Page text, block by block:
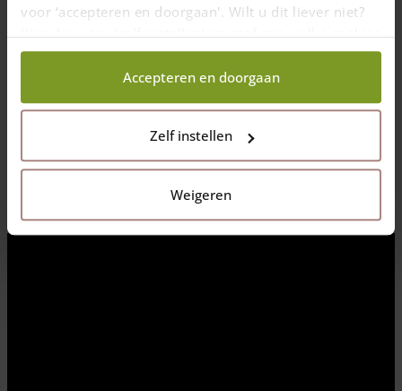
voor ‘accepteren en doorgaan'. Wilt u dit liever niet?
Kies dan voor ‘zelf instellen’ en geef aan welke cookies
wij wel mogen verzamelen.
Accepteren en doorgaan
Zelf instellen
Weigeren
4 januar 2018 —Rachel
1 min read
Installationsvideo Franske låger. En Fransk låge (rundtræslåge
eller rammelåge) er ikke svær at sætte op, men vi råder altid
Franske låger opmærksomt inden du sætter din låge op. De
forskellige trin bliver tydeligt forklaret. Skulle du alligevel have